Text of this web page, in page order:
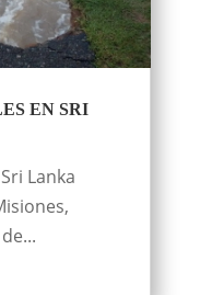
EN SRI
Lanka